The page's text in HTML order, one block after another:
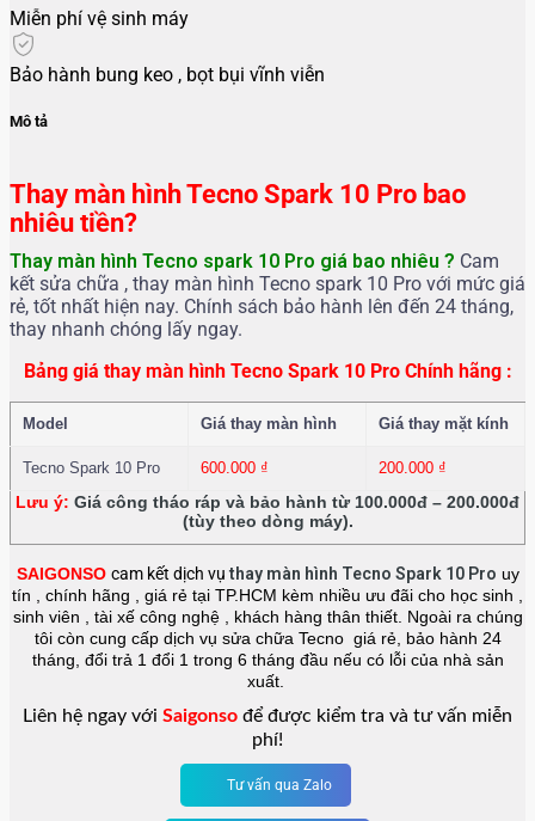
Miễn phí vệ sinh máy
Bảo hành bung keo , bọt bụi vĩnh viễn
Mô tả
Thay màn hình Tecno Spark 10 Pro bao
nhiêu tiền?
Thay màn hình Tecno spark 10 Pro giá bao nhiêu ? Cam
kết sửa chữa , thay màn hình Tecno spark 10 Pro với mức giá
rẻ, tốt nhất hiện nay. Chính sách bảo hành lên đến 24 tháng,
thay nhanh chóng lấy ngay.
Bảng giá thay màn hình Tecno Spark 10 Pro Chính hãng :
Model Giá thay màn hình Giá thay mặt kính
Tecno Spark 10 Pro 600.000 ₫ 200.000 ₫
Lưu ý: Giá công tháo ráp và bảo hành từ 100.000đ – 200.000đ
(tùy theo dòng máy).
SAIGONSO cam kết dịch vụthay màn hình Tecno Spark 10 Pro uy
tín , chính hãng , giá rẻ tại TP.HCM kèm nhiều ưu đãi cho học sinh ,
sinh viên , tài xế công nghệ , khách hàng thân thiết. Ngoài ra chúng
tôi còn cung cấp dịch vụ sửa chữa Tecno giá rẻ, bảo hành 24
tháng, đổi trả 1 đổi 1 trong 6 tháng đầu nếu có lỗi của nhà sản
xuất.
Liên hệ ngay với Saigonso để được kiểm tra và tư vấn miễn
phí!
Tư vấn qua Zalo